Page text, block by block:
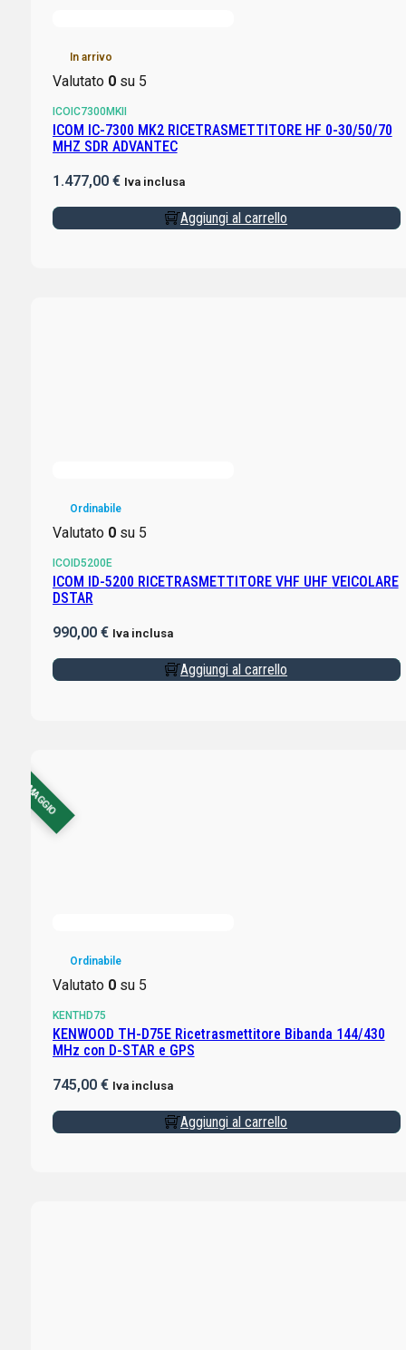
In arrivo
Valutato 0su 5
ICOIC7300MKII
ICOM IC-7300 MK2 RICETRASMETTITORE HF 0-30/50/70
MHZ SDR ADVANTEC
1.477,00 € Iva inclusa
Aggiungi al carrello
Ordinabile
Valutato 0su 5
ICOID5200E
ICOM ID-5200 RICETRASMETTITORE VHF UHF VEICOLARE
DSTAR
990,00 € Iva inclusa
Aggiungi al carrello
CON OMAGGIO
Ordinabile
Valutato 0su 5
KENTHD75
KENWOOD TH-D75E Ricetrasmettitore Bibanda 144/430
MHz con D-STAR e GPS
745,00 € Iva inclusa
Aggiungi al carrello